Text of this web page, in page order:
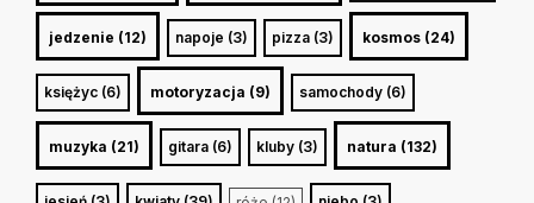
jedzenie (12) napoje (3) pizza (3) kosmos (24)
księżyc (6) motoryzacja (9) samochody (6)
muzyka (21) gitara (6) kluby (3) natura (132)